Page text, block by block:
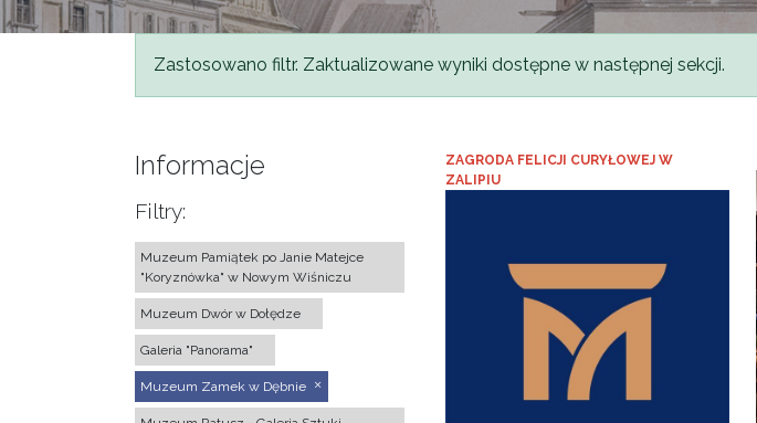
Komunikat
Zastosowano filtr. Zaktualizowane wyniki dostępne w następnej sekcji.
Informacje
Filtry:
Muzeum Pamiątek po Janie Matejce
"Koryznówka" w Nowym Wiśniczu
Muzeum Dwór w Dołędze
Galeria "Panorama"
Muzeum Zamek w Dębnie
ZAGRODA FELICJI CURYŁOWEJ W
ZALIPIU